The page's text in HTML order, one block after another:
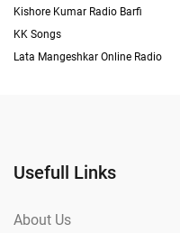
Kishore Kumar Radio Barfi
KK Songs
Lata Mangeshkar Online Radio
Usefull Links
About Us